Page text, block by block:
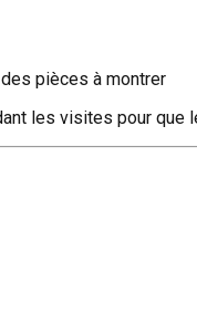
pièces à montrer
les visites pour